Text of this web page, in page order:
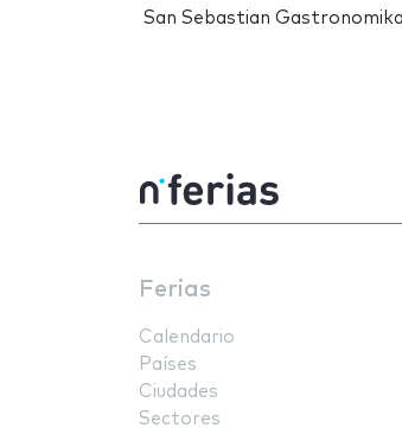
San Sebastian
Ferias
Calendario
Países
Ciudades
Sectores